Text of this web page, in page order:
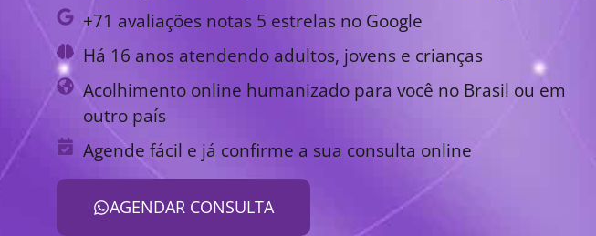
+71 avaliações notas 5 estrelas no Google
Há 16 anos atendendo adultos, jovens e crianças
Acolhimento online humanizado para você no Brasil ou em
outro país
Agende fácil e já confirme a sua consulta online
AGENDAR CONSULTA